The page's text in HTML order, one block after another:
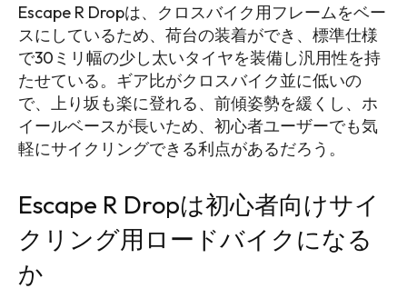
Escape R Dropは、クロスバイク用フレームをベー
スにしているため、荷台の装着ができ、標準仕様
で30ミリ幅の少し太いタイヤを装備し汎用性を持
たせている。ギア比がクロスバイク並に低いの
で、上り坂も楽に登れる、前傾姿勢を緩くし、ホ
イールベースが長いため、初心者ユーザーでも気
軽にサイクリングできる利点があるだろう。
Escape R Dropは初心者向けサイ
クリング用ロードバイクになる
か